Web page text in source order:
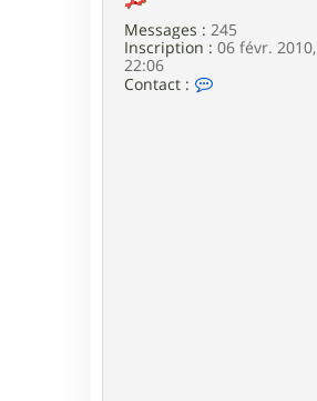
Messages : 245
Inscription : 06 févr. 2010,
22:06
Contact :